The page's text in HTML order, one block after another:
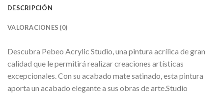
DESCRIPCIÓN
VALORACIONES (0)
Descubra Pebeo Acrylic Studio, una pintura acrílica de gran
calidad que le permitirá realizar creaciones artísticas
excepcionales. Con su acabado mate satinado, esta pintura
aporta un acabado elegante a sus obras de arte.Studio